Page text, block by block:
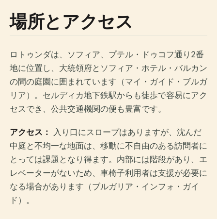
場所とアクセス
ロトゥンダは、ソフィア、プテル・ドゥコフ通り2番
地に位置し、大統領府とソフィア・ホテル・バルカン
の間の庭園に囲まれています（マイ・ガイド・ブルガ
リア）。セルディカ地下鉄駅からも徒歩で容易にアク
セスでき、公共交通機関の便も豊富です。
アクセス：
入り口にスロープはありますが、沈んだ
中庭と不均一な地面は、移動に不自由のある訪問者に
とっては課題となり得ます。内部には階段があり、エ
レベーターがないため、車椅子利用者は支援が必要に
なる場合があります（ブルガリア・インフォ・ガイ
ド）。